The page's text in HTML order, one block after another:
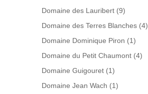
Domaine des Lauribert (9)
Domaine des Terres Blanches (4)
Domaine Dominique Piron (1)
Domaine du Petit Chaumont (4)
Domaine Guigouret (1)
Domaine Jean Wach (1)